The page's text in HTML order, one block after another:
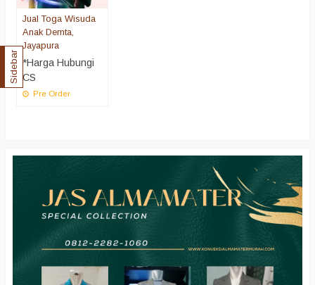
Jual Toga Wisuda
Anak Demta,
Jayapura
*Harga Hubungi
CS
Pre Order
Sidebar